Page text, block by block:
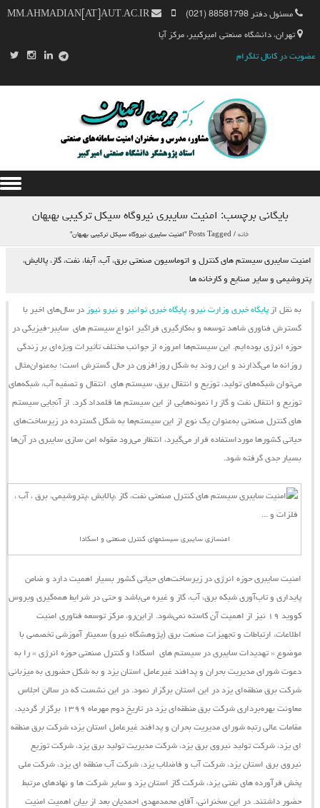
مسئول دفتر 88581798 (021)
تهران، دانشگاه صنعتی امیرکبیر، مرکز آپا
عضویت در کانال تلگرام
بایگانی برچسب: امنیت سایبری نیروگاه سیکل ترکیبی بهبهان
خانه/ Posts Tagged "امنیت سایبری نیروگاه سیکل ترکیبی بهبهان"
امنیت سایبری سیستم های کنترل و اتوماسیون صنعتی برق، آب، آبفا، نفت، گاز، پالایش،
پتروشیمی و سایر صنایع و کارخانه ها
به نقل از پایگاه خبری وزارت نیر و، پایگاه خبری توانیر و نیرو نیوز در سال‌های اخیر با
گسترش فناوری شاهد توسعه و به‌کارگیری فراگیر انواع سیستم ‌های سایبر-فیزیکی در
حوزه انرژی بوده‌ایم. این سیستم‌ها امروزه از جوانب مختلف تأثیرات ویژه‌ای بر زندگی
روزانه ما می‌گذارند و این روند به شکل روزافزون در حال گسترش است؛ به‌عنوان‌مثال
می‌توان شبکه‌های تولید، توزیع و انتقال برق، سیستم ‌های انتقال و تصفیه آب، شبکه‌های
توزیع و انتقال نفت و گاز را نمونه‌هایی از این سیستم ‌ها قلمداد کرد. از آنجایی سیستم
‌های کنترل صنعتی به‌عنوان یک نوع از این سیستم‌ها به شکل گسترده در زیرساخت‌های
حیاتی کشورها مورداستفاده قرار می‌گیرد، انتظار می‌رود مقوله امن‌‌ سازی سایبری در آن‌ها
بسیار جدی گرفته شود.
امنسازی سایبری سیستمهای کنترل صنعتی و اسکادا
امنیت سایبری حوزه انرژی در زیرساخت‌های حیاتی کشور بسیار اهمیت دارد و ضامن
پایداری و تاب‌آوری شبکه برق، آب، گاز و غیره می‌باشد و حتی در شرایط همه‌گیری ویروس
کووید ۱۹ نیز از اهمیت آن کاسته نمی‌شود.
ازاین‌رو، مرکز توسعه فناوری امنیت
اطلاعات، ارتباطات و تجهیزات صنعت برق (پژوهشگاه نیرو) سمینار آموزشی تخصصی با
موضوع « تهدیدات سایبری در سیستم ‌های اسکادا و کنترل صنعتی حوزه انرژی » را به
دعوت شورای مدیریت بحران و پدافند غیرعامل استان یزد و به شکل حضوری به میزبانی
شرکت برق منطقه‌ای یزد در این استان برگزار نمود. در این نشست که در سالن اجلاس
معاونت بهره‌برداری شرکت برق منطقه‌ای یزد در تاریخ دوم مهرماه ۱۳۹۹ برگزار گردید،
مقامات عالی رتبه شورای مدیریت بحران و پدافند غیرعامل استان یزد، شرکت برق منطقه
ای یزد، شرکت تولید نیروی برق یزد، شرکت مدیریت تولید برق یزد، شرکت توزیع
نیروی برق استان یزد، شرکت آب و فاضلاب یزد، شرکت آب منطقه ای یزد، شرکت ملی
پخش فرآورده های نفتی یزد، شرکت گاز استان یزد و سایر شرکت ها و نهادهای مرتبط
حضور داشتند. در این سخنرانی، آقای محمدمهدی احمدیان بعد از بیان اهمیت امنیت